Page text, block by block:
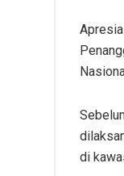
p
p
di